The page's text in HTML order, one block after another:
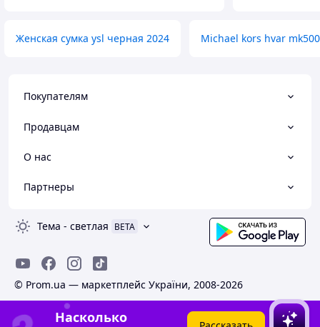
Женская сумка ysl черная 2024 Michael kors hvar
Покупателям
Продавцам
О нас
Партнеры
Тема - светлая BETA
© Prom.ua — маркетплейс України, 2008-2026
Насколько